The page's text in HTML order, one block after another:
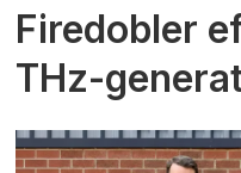
Firedobler
THz-